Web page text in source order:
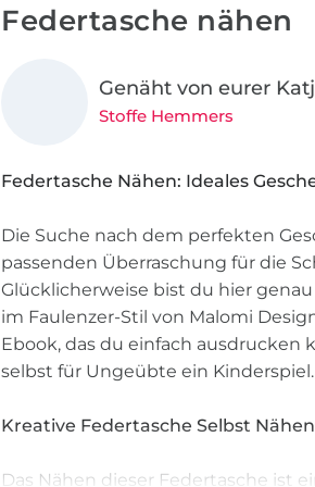
Federtasche nähen
Genäht von eurer
Stoffe Hemmers
Federtasche Nähen: Ideales
Die Suche nach dem perfekten
passenden Überraschung für die
Glücklicherweise bist du hier
im Faulenzer-Stil von Malomi
Ebook, das du einfach ausdrucken
selbst für Ungeübte ein Kinderspiel.
Kreative Federtasche Selbst
Das Nähen dieser Federtasche ist